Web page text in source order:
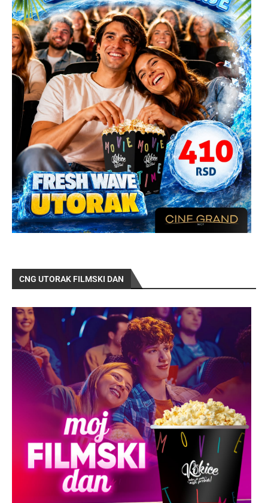
CNG UTORAK FILMSKI DAN